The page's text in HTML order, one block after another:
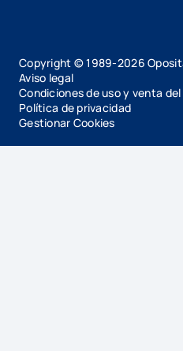
Copyright © 1989-2026
Aviso legal
Condiciones de uso y venta
Política de privacidad
Gestionar Cookies